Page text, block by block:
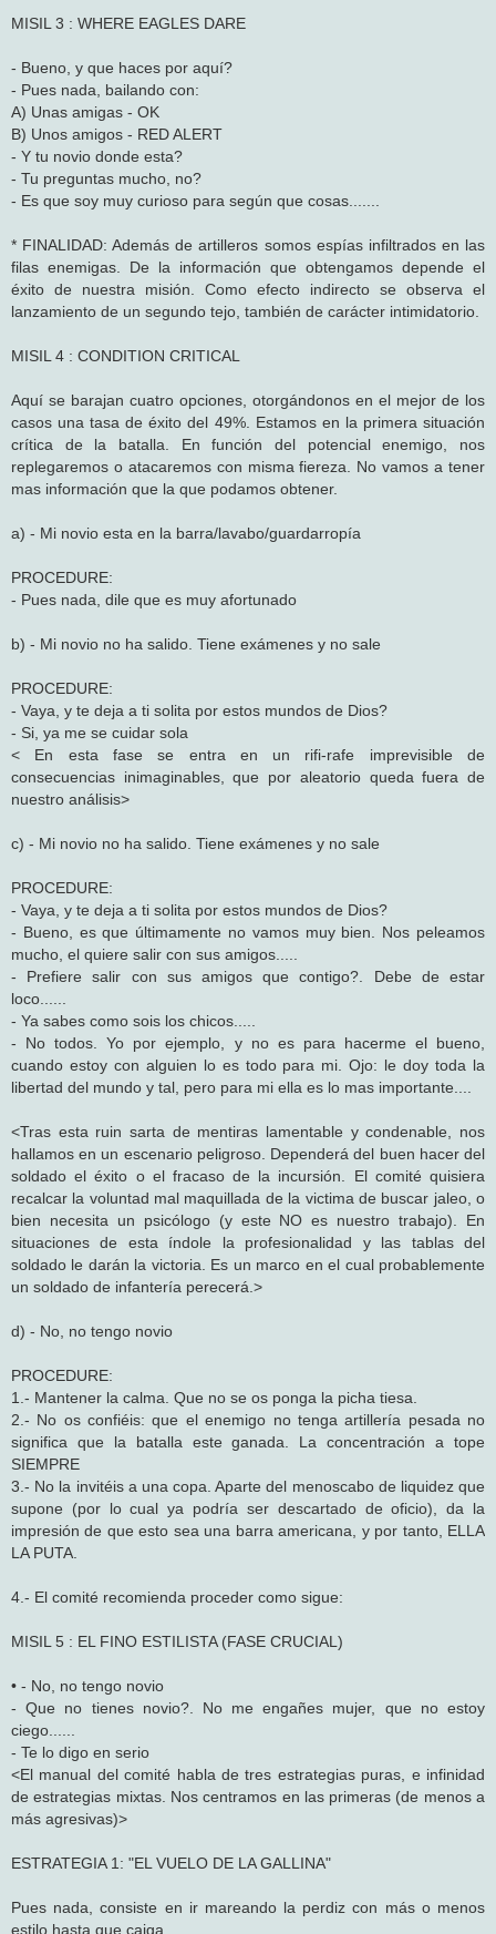
MISIL 3 : WHERE EAGLES DARE
- Bueno, y que haces por aquí?
- Pues nada, bailando con:
A) Unas amigas - OK
B) Unos amigos - RED ALERT
- Y tu novio donde esta?
- Tu preguntas mucho, no?
- Es que soy muy curioso para según que cosas.......
* FINALIDAD: Además de artilleros somos espías infiltrados en las
filas enemigas. De la información que obtengamos depende el
éxito de nuestra misión. Como efecto indirecto se observa el
lanzamiento de un segundo tejo, también de carácter intimidatorio.
MISIL 4 : CONDITION CRITICAL
Aquí se barajan cuatro opciones, otorgándonos en el mejor de los
casos una tasa de éxito del 49%. Estamos en la primera situación
crítica de la batalla. En función del potencial enemigo, nos
replegaremos o atacaremos con misma fiereza. No vamos a tener
mas información que la que podamos obtener.
a) - Mi novio esta en la barra/lavabo/guardarropía
PROCEDURE:
- Pues nada, dile que es muy afortunado
b) - Mi novio no ha salido. Tiene exámenes y no sale
PROCEDURE:
- Vaya, y te deja a ti solita por estos mundos de Dios?
- Si, ya me se cuidar sola
< En esta fase se entra en un rifi-rafe imprevisible de
consecuencias inimaginables, que por aleatorio queda fuera de
nuestro análisis>
c) - Mi novio no ha salido. Tiene exámenes y no sale
PROCEDURE:
- Vaya, y te deja a ti solita por estos mundos de Dios?
- Bueno, es que últimamente no vamos muy bien. Nos peleamos
mucho, el quiere salir con sus amigos.....
- Prefiere salir con sus amigos que contigo?. Debe de estar
loco......
- Ya sabes como sois los chicos.....
- No todos. Yo por ejemplo, y no es para hacerme el bueno,
cuando estoy con alguien lo es todo para mi. Ojo: le doy toda la
libertad del mundo y tal, pero para mi ella es lo mas importante....
<Tras esta ruin sarta de mentiras lamentable y condenable, nos
hallamos en un escenario peligroso. Dependerá del buen hacer del
soldado el éxito o el fracaso de la incursión. El comité quisiera
recalcar la voluntad mal maquillada de la victima de buscar jaleo, o
bien necesita un psicólogo (y este NO es nuestro trabajo). En
situaciones de esta índole la profesionalidad y las tablas del
soldado le darán la victoria. Es un marco en el cual probablemente
un soldado de infantería perecerá.>
d) - No, no tengo novio
PROCEDURE:
1.- Mantener la calma. Que no se os ponga la picha tiesa.
2.- No os confiéis: que el enemigo no tenga artillería pesada no
significa que la batalla este ganada. La concentración a tope
SIEMPRE
3.- No la invitéis a una copa. Aparte del menoscabo de liquidez que
supone (por lo cual ya podría ser descartado de oficio), da la
impresión de que esto sea una barra americana, y por tanto, ELLA
LA PUTA.
4.- El comité recomienda proceder como sigue:
MISIL 5 : EL FINO ESTILISTA (FASE CRUCIAL)
• - No, no tengo novio
- Que no tienes novio?. No me engañes mujer, que no estoy
ciego......
- Te lo digo en serio
<El manual del comité habla de tres estrategias puras, e infinidad
de estrategias mixtas. Nos centramos en las primeras (de menos a
más agresivas)>
ESTRATEGIA 1: "EL VUELO DE LA GALLINA"
Pues nada, consiste en ir mareando la perdiz con más o menos
estilo hasta que caiga.